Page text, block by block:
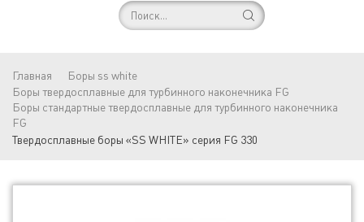
Главная
Боры ss white
Боры твердосплавные для турбинного наконечника FG
Боры стандартные твердосплавные для турбинного наконечника
FG
Твердосплавные боры «SS WHITE» серия FG 330